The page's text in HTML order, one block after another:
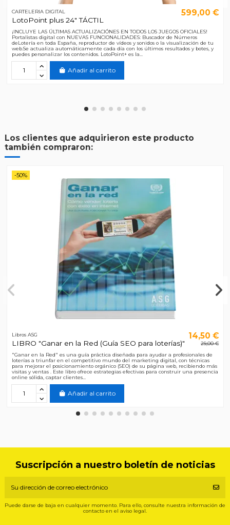
CARTELERIA DIGITAL
LotoPoint plus 24" TÁCTIL
599,00 €
¡INCLUYE LAS ÚLTIMAS ACTUALIZACIÓNES EN TODOS LOS JUEGOS OFICIALES!
Portalistas digital con NUEVAS FUNCIONALIDADES: Buscador de Números
deLotería en toda España, reproductor de vídeos y sonidos o la visualización de tu
web.Se actualiza automáticamente cada día con los últimos resultados y botes, y
puedes personalizar los contenidos. LotoPoint+ es la...
Añadir al carrito
Los clientes que adquirieron este producto
también compraron:
-50%
Libros ASG
LIBRO "Ganar en la Red (Guía SEO para loterías)"
14,50 €
29,00 €
"Ganar en la Red" es una guía práctica diseñada para ayudar a profesionales de
loterías a triunfar en el competitivo mundo del marketing digital, con técnicas
para mejorar el posicionamiento orgánico (SEO) de su página web, recibiendo más
visitas y ventas . Este libro ofrece estrategias efectivas para construir una presencia
online sólida, captar clientes...
Añadir al carrito
Suscripción a nuestro boletín de noticias
Puede darse de baja en cualquier momento. Para ello, consulte nuestra información de
contacto en el aviso legal.